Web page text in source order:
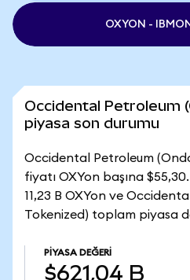
OXYON -
Occidental Petroleum
piyasa son durumu
Occidental Petroleum
fiyatı OXYon başına
11,23 B OXYon ve
Tokenized) toplam piyasa
PIYASA DEĞERI
$621,04 B